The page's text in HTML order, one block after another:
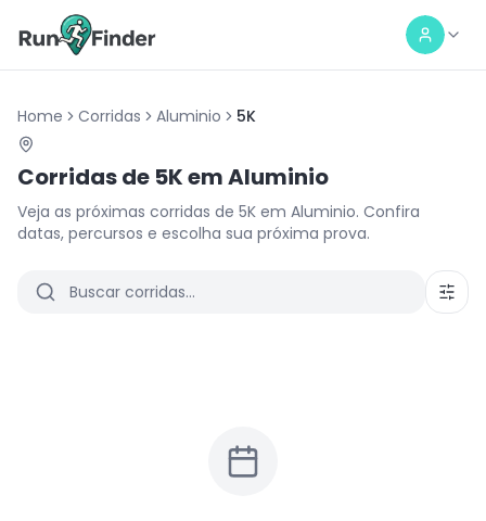
Home Corridas Aluminio 5K
Corridas de 5KemAluminio
Veja as próximas corridas de 5K em Aluminio. Confira
datas, percursos e escolha sua próxima prova.